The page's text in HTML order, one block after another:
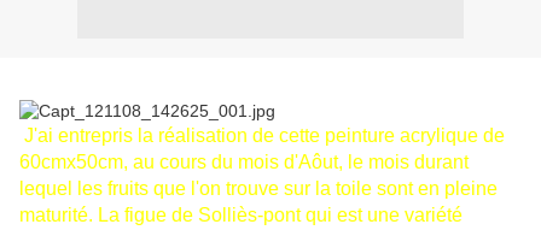
J'ai entrepris la réalisation de cette peinture acrylique de
60cmx50cm, au cours du mois d'Aôut, le mois durant
lequel les fruits que l'on trouve sur la toile sont en pleine
maturité. La figue de Solliès-pont qui est une variété